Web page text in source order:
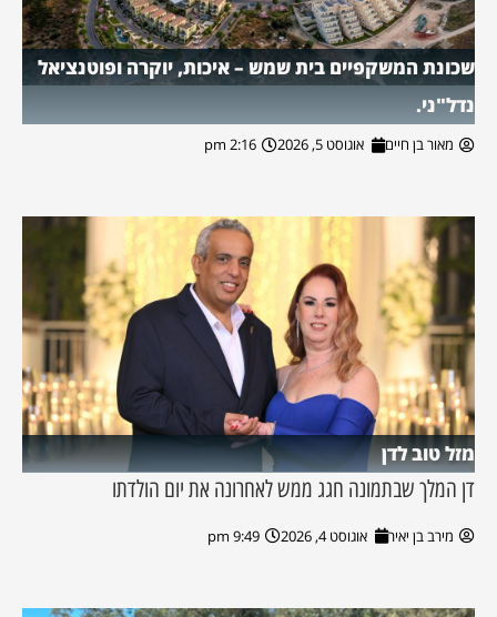
שכונת המשקפיים בית שמש – איכות, יוקרה ופוטנציאל
נדל"ני.
מאור בן חיים אוגוסט 5, 2026 2:16 pm
מזל טוב לדן
דן המלך שבתמונה חגג ממש לאחרונה את יום הולדתו
מירב בן יאיר אוגוסט 4, 2026 9:49 pm